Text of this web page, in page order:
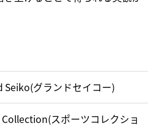
Seiko(グランドセイコー)
スポーツコレクショ